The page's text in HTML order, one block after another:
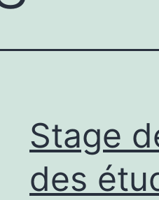
Stage
des